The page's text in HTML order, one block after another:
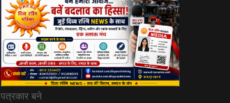
पत्रकार बने